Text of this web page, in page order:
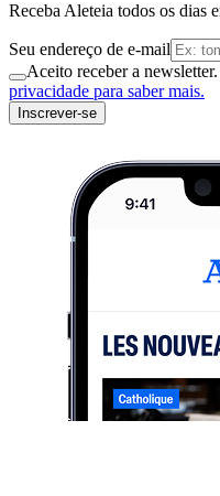
Receba Aleteia todos os dias
Seu endereço de e-mail
Aceito receber a
privacidade para saber mais.
Inscrever-se